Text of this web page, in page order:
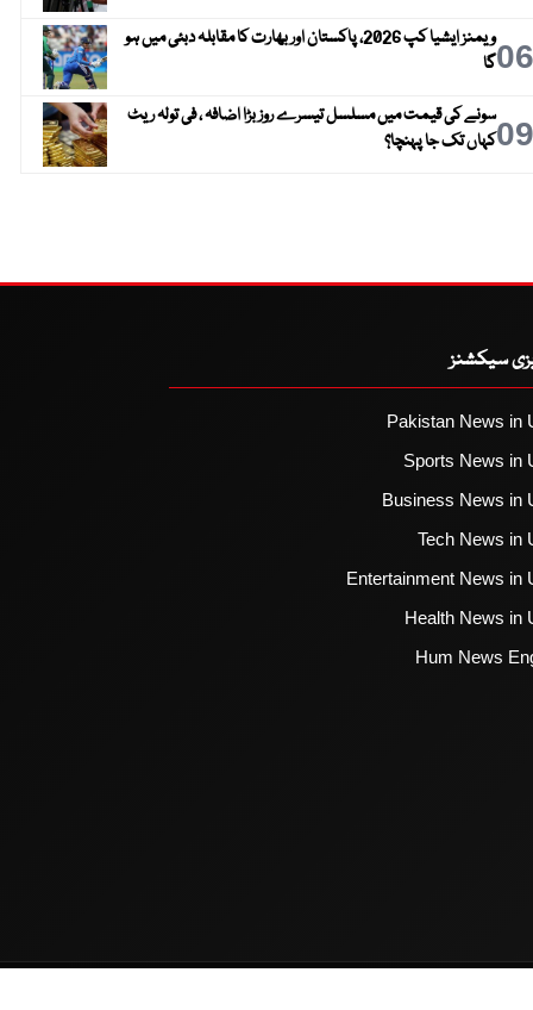
06
ویمنز ایشیا کپ 2026، پاکستان اور بھارت کا مقابلہ دبئی میں ہو
گا
09سونے کی قیمت میں مسلسل تیسرے روز بڑا اضافہ ، فی تولہ ریٹ
کہاں تک جا پہنچا؟
سیکشنز
Pakistan News in
Sports News in
Business News in
Tech News in
Entertainment News in
Health News in
Hum News